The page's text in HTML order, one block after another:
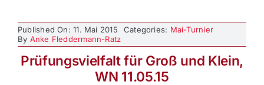
Published On: 11. Mai 2015 Categories: Mai-Turnier
By Anke Fleddermann-Ratz
Prüfungsvielfalt für Groß und Klein,
WN 11.05.15